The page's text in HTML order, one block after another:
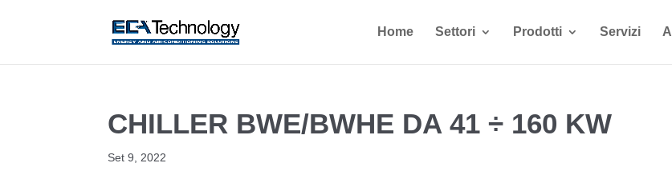
Home Settori Prodotti Servizi
CHILLER BWE/BWHE DA 41 ÷ 160 KW
Set 9, 2022